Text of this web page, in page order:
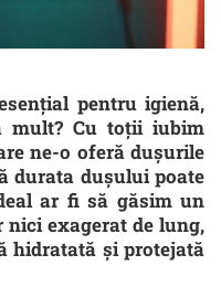
pentru igienă,
mult? Cu toții iubim
ne-o oferă dușurile
durata dușului poate
ar fi să găsim un
exagerat de lung,
hidratată și protejată